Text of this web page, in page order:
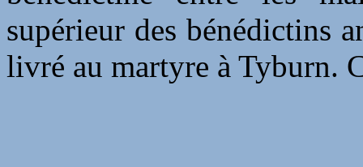
supérieur des bénédictins
livré au martyre à Tyburn.